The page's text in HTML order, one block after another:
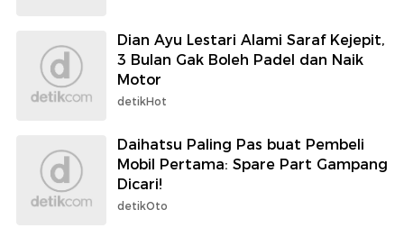
Dian Ayu Lestari Alami Saraf Kejepit,
3 Bulan Gak Boleh Padel dan Naik
Motor
detikHot
Daihatsu Paling Pas buat Pembeli
Mobil Pertama: Spare Part Gampang
Dicari!
detikOto